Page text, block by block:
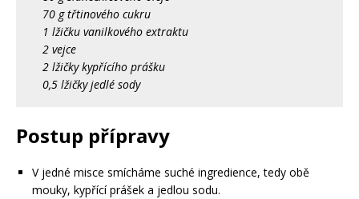
70 g třtinového cukru
1 lžičku vanilkového extraktu
2 vejce
2 lžičky kypřícího prášku
0,5 lžičky jedlé sody
Postup přípravy
V jedné misce smícháme suché ingredience, tedy obě
mouky, kypřící prášek a jedlou sodu.